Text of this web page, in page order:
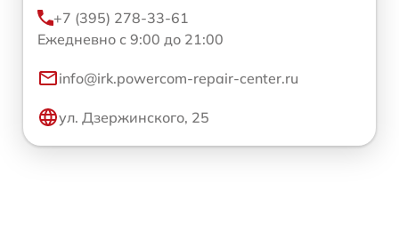
+7 (395) 278-33-61
Ежедневно с 9:00 до 21:00
info@irk.powercom-repair-center.ru
ул. Дзержинского, 25